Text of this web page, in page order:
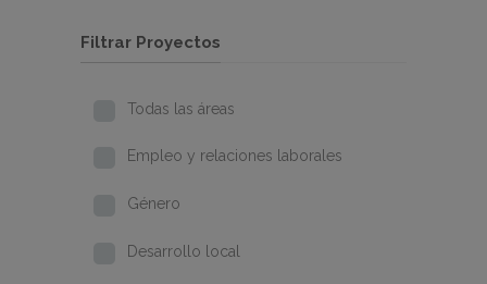
Filtrar Proyectos
Todas las áreas
Empleo y relaciones laborales
Género
Desarrollo local